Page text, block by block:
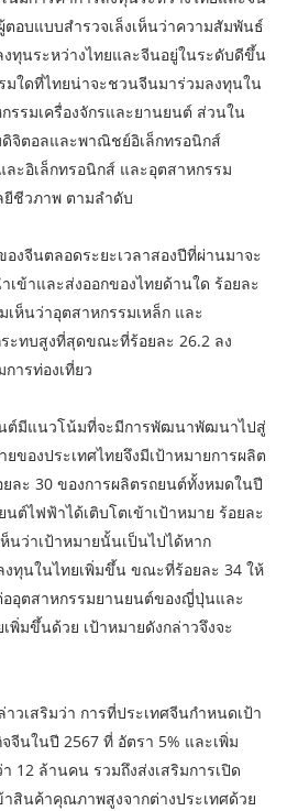
อบแบบสำรวจเล็งเห็นว่าความสัมพันธ์
งทุนระหว่างไทยและจีนอยู่ในระดับดีขึ้น
มใดที่ไทยน่าจะชวนจีนมาร่วมลงทุนใน
รรมเครื่องจักรและยานยนต์ ส่วนใน
จิตอลและพาณิชย์อิเล็กทรอนิกส์
ะอิเล็กทรอนิกส์ และอุตสาหกรรม
ยีชีวภาพ ตามลำดับ
งจีนตลอดระยะเวลาสองปีที่ผ่านมาจะ
ข้าและส่งออกของไทยด้านใด ร้อยละ
เห็นว่าอุตสาหกรรมเหล็ก และ
ะทบสูงที่สุดขณะที่ร้อยละ 26.2 ลง
ารท่องเที่ยว
ต์มีแนวโน้มที่จะมีการพัฒนาพัฒนาไปสู่
ของประเทศไทยจึงมีเป้าหมายการผลิต
ละ 30 ของการผลิตรถยนต์ทั้งหมดในปี
ต์ไฟฟ้าได้เติบโตเข้าเป้าหมาย ร้อยละ
นว่าเป้าหมายนั้นเป็นไปได้หาก
ทุนในไทยเพิ่มขึ้น ขณะที่ร้อยละ 34 ให้
อุตสาหกรรมยานยนต์ของญี่ปุ่นและ
พิ่มขึ้นด้วย เป้าหมายดังกล่าวจึงจะ
วเสริมว่า การที่ประเทศจีนกำหนดเป้า
จีนในปี 2567 ที่ อัตรา 5% และเพิ่ม
12 ล้านคน รวมถึงส่งเสริมการเปิด
สินค้าคุณภาพสูงจากต่างประเทศด้วย